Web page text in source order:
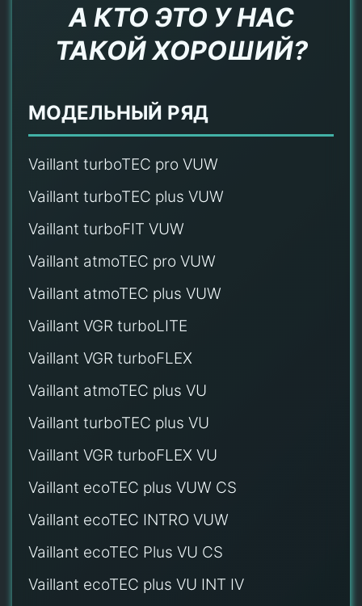
А КТО ЭТО У НАС
ТАКОЙ ХОРОШИЙ?
МОДЕЛЬНЫЙ РЯД
Vaillant turboTEC pro VUW
Vaillant turboTEC plus VUW
Vaillant turboFIT VUW
Vaillant atmoTEC pro VUW
Vaillant atmoTEC plus VUW
Vaillant VGR turboLITE
Vaillant VGR turboFLEX
Vaillant atmoTEC plus VU
Vaillant turboTEC plus VU
Vaillant VGR turboFLEX VU
Vaillant ecoTEC plus VUW CS
Vaillant ecoTEC INTRO VUW
Vaillant ecoTEC Plus VU CS
Vaillant ecoTEC plus VU INT IV